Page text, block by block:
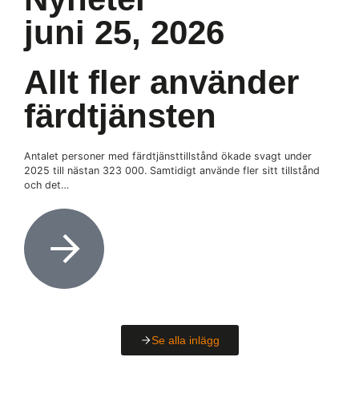
juni 25, 2026
Allt fler använder
färdtjänsten
Antalet personer med färdtjänsttillstånd ökade svagt under
2025 till nästan 323 000. Samtidigt använde fler sitt tillstånd
och det…
Se alla inlägg